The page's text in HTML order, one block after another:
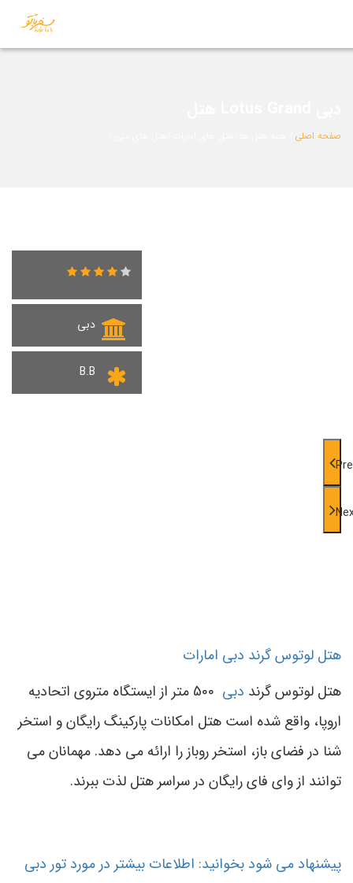
صفحه اصلی
دبی
B.B
هتل لوتوس گرند دبی امارات
هتل لوتوس گرند دبی
500 متر از ایستگاه متروی اتحادیه
اروپا، واقع شده است هتل امکانات پارکینگ رایگان و استخر
شنا در فضای باز، استخر روباز را ارائه می دهد. مهمانان می
توانند از وای فای رایگان در سراسر هتل لذت ببرند.
پیشنهاد می شود بخوانید: اطلاعات بیشتر در مورد تور دبی